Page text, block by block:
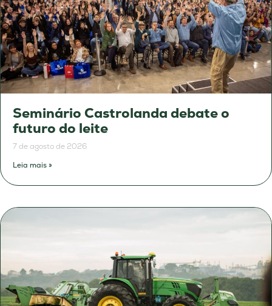
Seminário Castrolanda debate o
futuro do leite
7 de agosto de 2026
Leia mais »